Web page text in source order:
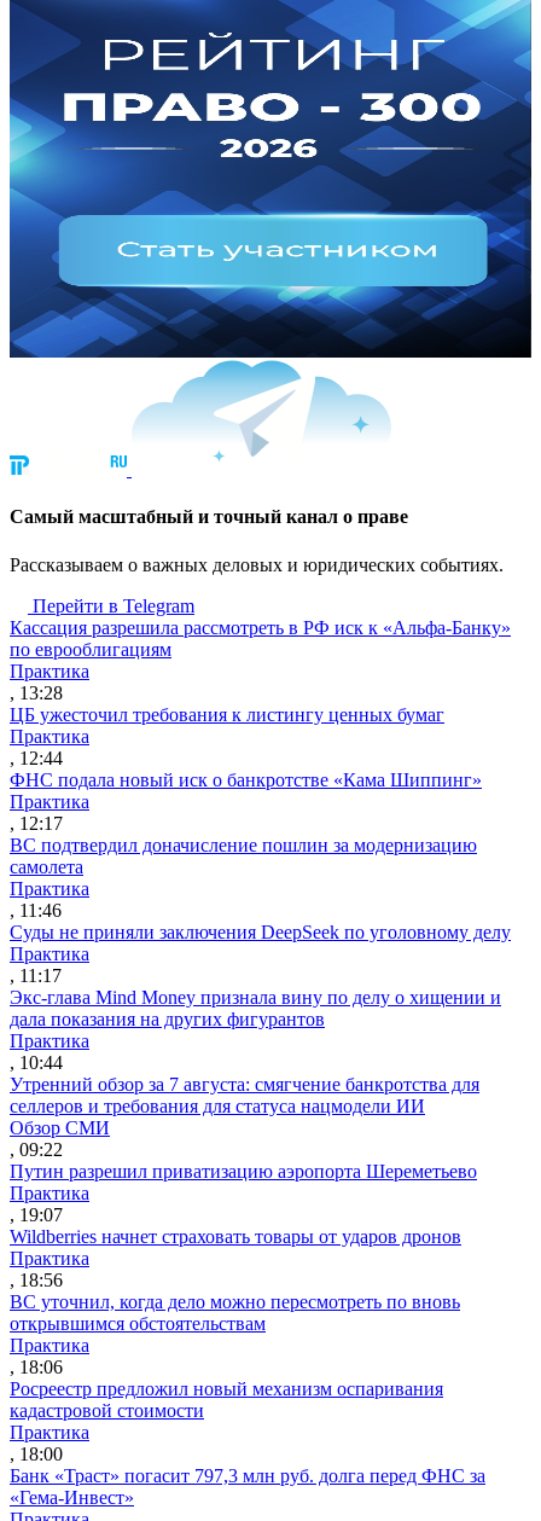
Cамый масштабный и точный канал о праве
Рассказываем о важных деловых и юридических событиях.
Перейти в Telegram
Кассация разрешила рассмотреть в РФ иск к «Альфа-Банку»
по еврооблигациям
Практика
, 13:28
ЦБ ужесточил требования к листингу ценных бумаг
Практика
, 12:44
ФНС подала новый иск о банкротстве «Кама Шиппинг»
Практика
, 12:17
ВС подтвердил доначисление пошлин за модернизацию
самолета
Практика
, 11:46
Суды не приняли заключения DeepSeek по уголовному делу
Практика
, 11:17
Экс-глава Mind Money признала вину по делу о хищении и
дала показания на других фигурантов
Практика
, 10:44
Утренний обзор за 7 августа: смягчение банкротства для
селлеров и требования для статуса нацмодели ИИ
Обзор СМИ
, 09:22
Путин разрешил приватизацию аэропорта Шереметьево
Практика
, 19:07
Wildberries начнет страховать товары от ударов дронов
Практика
, 18:56
ВС уточнил, когда дело можно пересмотреть по вновь
открывшимся обстоятельствам
Практика
, 18:06
Росреестр предложил новый механизм оспаривания
кадастровой стоимости
Практика
, 18:00
Банк «Траст» погасит 797,3 млн руб. долга перед ФНС за
«Гема-Инвест»